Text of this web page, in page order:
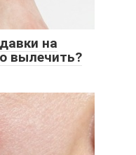
на
вылечить?